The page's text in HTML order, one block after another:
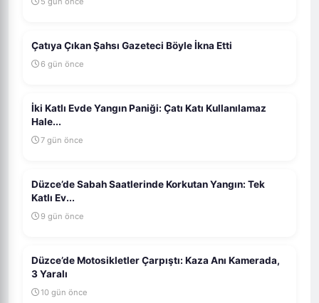
Çatıya Çıkan Şahsı Gazeteci Böyle İkna Etti
6 gün önce
İki Katlı Evde Yangın Paniği: Çatı Katı Kullanılamaz
Hale...
7 gün önce
Düzce’de Sabah Saatlerinde Korkutan Yangın: Tek
Katlı Ev...
9 gün önce
Düzce’de Motosikletler Çarpıştı: Kaza Anı Kamerada,
3 Yaralı
10 gün önce